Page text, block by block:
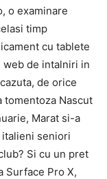
o examinare
timp
cu tablete
de intalniri in
de orice
tomentoza Nascut
Marat si-a
seniori
Si cu un pret
Surface Pro X,